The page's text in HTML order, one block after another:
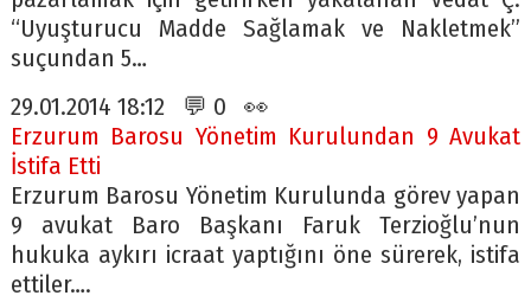
“Uyuşturucu Madde Sağlamak ve Nakletmek”
suçundan 5…
29.01.2014 18:12 💬 0 👀
Erzurum Barosu Yönetim Kurulundan 9 Avukat
İstifa Etti
Erzurum Barosu Yönetim Kurulunda görev yapan
9 avukat Baro Başkanı Faruk Terzioğlu’nun
hukuka aykırı icraat yaptığını öne sürerek, istifa
ettiler….